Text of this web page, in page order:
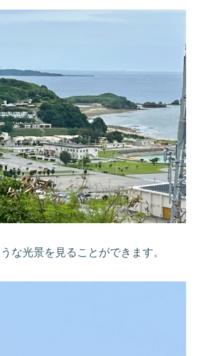
な光景を見ることができます。